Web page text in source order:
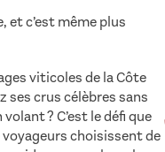
et c’est même plus
viticoles de la Côte
ses crus célèbres sans
? C’est le défi que
voyageurs choisissent de